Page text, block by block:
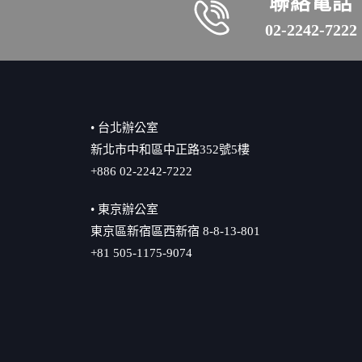
02-2242-7222
• 台北辦公室
新北市中和區中正路352號5樓
+886 02-2242-7222
• 東京辦公室
東京區新宿區西新宿 8-8-13-801
+81 505-1175-9074